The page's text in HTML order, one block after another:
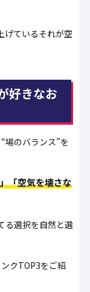
ている――それが空
好きなお
場のバランス”を
「空気を壊さな
る選択を自然と選
クTOP3をご紹